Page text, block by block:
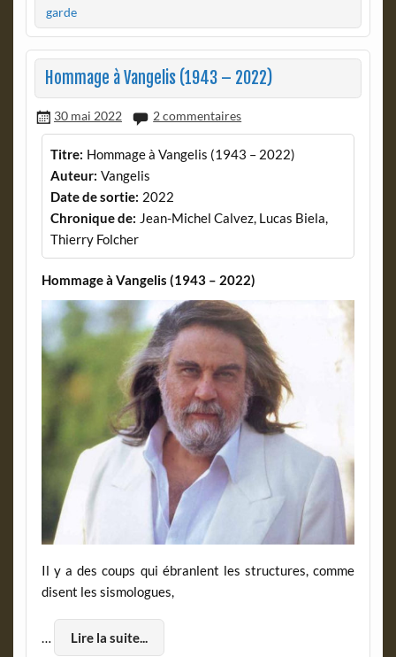
garde
Hommage à Vangelis (1943 – 2022)
30 mai 2022 2 commentaires
Titre: Hommage à Vangelis (1943 – 2022)
Auteur: Vangelis
Date de sortie: 2022
Chronique de: Jean-Michel Calvez, Lucas Biela,
Thierry Folcher
Hommage à Vangelis (1943 – 2022)
Il y a des coups qui ébranlent les structures, comme
disent les sismologues,
… Lire la suite...